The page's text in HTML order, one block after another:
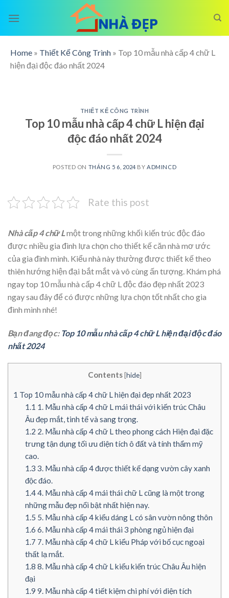
Home » Thiết Kế Công Trình » Top 10 mẫu nhà cấp 4 chữ L
hiện đại độc đáo nhất 2024
THIẾT KẾ CÔNG TRÌNH
Top 10 mẫu nhà cấp 4 chữ L hiện đại
độc đáo nhất 2024
POSTED ON THÁNG 5 6, 2024 BYADMINCD
Rate this post
Nhà cấp 4 chữ Lmột trong những khối kiến trúc độc đáo
được nhiều gia đình lựa chọn cho thiết kế căn nhà mơ ước
của gia đình mình. Kiểu nhà này thường được thiết kế theo
thiên hướng hiện đại bắt mắt và vô cùng ấn tượng. Khám phá
ngay top 10 mẫu nhà cấp 4 chữ L độc đáo đẹp nhất 2023
ngay sau đây để có được những lựa chọn tốt nhất cho gia
đình mình nhé!
Bạn đang đọc: Top 10 mẫu nhà cấp 4 chữ L hiện đại độc đáo
nhất 2024
Contents [hide]
1 Top 10 mẫu nhà cấp 4 chữ L hiện đại đẹp nhất 2023
1.1 1. Mẫu nhà cấp 4 chữ L mái thái với kiến trúc Châu
Âu đẹp mắt, tinh tế và sang trọng.
1.2 2. Mẫu nhà cấp 4 chữ L theo phong cách Hiện đại đặc
trưng tận dụng tối ưu diện tích ô đất và tính thẩm mỹ
cao.
1.3 3. Mẫu nhà cấp 4 được thiết kế dạng vườn cây xanh
độc đáo.
1.44. Mẫu nhà cấp 4 mái thái chữ L cũng là một trong
những mẫu đẹp nổi bật nhất hiện nay.
1.5 5. Mẫu nhà cấp 4 kiểu dáng L có sân vườn nông thôn
1.6 6. Mẫu nhà cấp 4 mái thái 3 phòng ngủ hiện đại
1.7 7. Mẫu nhà cấp 4 chữ L kiểu Pháp với bố cục ngoại
thất lạ mắt.
1.8 8. Mẫu nhà cấp 4 chữ L kiểu kiến trúc Châu Âu hiện
đại
1.9 9. Mẫu nhà cấp 4 tiết kiệm chi phí với diện tích